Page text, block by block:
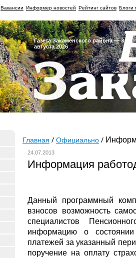
Вакансии Информер новостей Рейтинг сайтов Блоги
Газета Закаменского района — 3
августа 2026
Главная Официально
24.07.2013
Информация
Данный программный
взносов возможность
специалистов
информацию о состоянии
платежей за указанный
поручение на оплату